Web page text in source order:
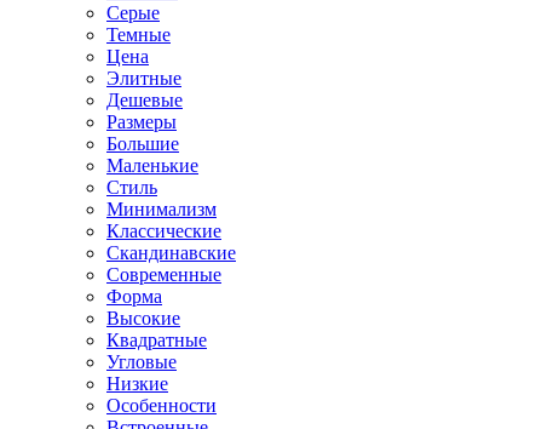
Серые
Темные
Цена
Элитные
Дешевые
Размеры
Большие
Маленькие
Стиль
Минимализм
Классические
Скандинавские
Современные
Форма
Высокие
Квадратные
Угловые
Низкие
Особенности